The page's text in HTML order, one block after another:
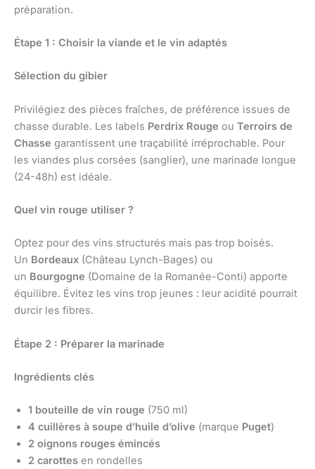
préparation.
Étape 1 : Choisir la viande et le vin adaptés
Sélection du gibier
Privilégiez des pièces fraîches, de préférence issues de
chasse durable. Les labels Perdrix Rouge ou Terroirs de
Chasse garantissent une traçabilité irréprochable. Pour
les viandes plus corsées (sanglier), une marinade longue
(24-48h) est idéale.
Quel vin rouge utiliser ?
Optez pour des vins structurés mais pas trop boisés.
Un Bordeaux (Château Lynch-Bages) ou
un Bourgogne (Domaine de la Romanée-Conti) apporte
équilibre. Évitez les vins trop jeunes : leur acidité pourrait
durcir les fibres.
Étape 2 : Préparer la marinade
Ingrédients clés
1 bouteille de vin rouge (750 ml)
4 cuillères à soupe d’huile d’olive (marque Puget)
2 oignons rouges émincés
2 carottes en rondelles